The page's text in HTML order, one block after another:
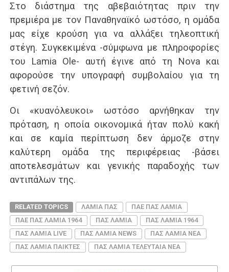
Στο διάστημα της αβεβαιότητας πριν την
πρεμιέρα με τον Παναθηναϊκό ωστόσο, η ομάδα
μας είχε κρούση για να αλλάξει τηλεοπτική
στέγη. Συγκεκιμένα -σύμφωνα με πληροφορίες
του Lamia Ole- αυτή έγινε από τη Nova και
αφορούσε την υπογραφή συμβολαίου για τη
φετινή σεζόν.
Οι «κυανόλευκοι» ωστόσο αρνήθηκαν την
πρόταση, η οποία οικονομικά ήταν πολύ κακή
και σε καμία περίπτωση δεν άρμοζε στην
καλύτερη ομάδα της περιφέρειας -βάσει
αποτελεσμάτων και γενικής παραδοχής των
αντιπάλων της.
RELATED TOPICS ΛΑΜΙΑ ΠΑΣ
ΠΑΕ ΠΑΣ ΛΑΜΙΑ
ΠΑΕ ΠΑΣ ΛΑΜΙΑ 1964
ΠΑΣ ΛΑΜΙΑ
ΠΑΣ ΛΑΜΙΑ 1964
ΠΑΣ ΛΑΜΙΑ LIVE
ΠΑΣ ΛΑΜΙΑ NEWS
ΠΑΣ ΛΑΜΙΑ ΝΕΑ
ΠΑΣ ΛΑΜΙΑ ΠΑΙΚΤΕΣ
ΠΑΣ ΛΑΜΙΑ ΤΕΛΕΥΤΑΙΑ ΝΕΑ